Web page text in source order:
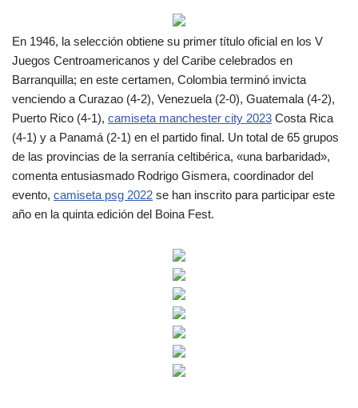
En 1946, la selección obtiene su primer título oficial en los V
Juegos Centroamericanos y del Caribe celebrados en
Barranquilla; en este certamen, Colombia terminó invicta
venciendo a Curazao (4-2), Venezuela (2-0), Guatemala (4-2),
Puerto Rico (4-1), camiseta manchester city 2023 Costa Rica
(4-1) y a Panamá (2-1) en el partido final. Un total de 65 grupos
de las provincias de la serranía celtibérica, «una barbaridad»,
comenta entusiasmado Rodrigo Gismera, coordinador del
evento, camiseta psg 2022 se han inscrito para participar este
año en la quinta edición del Boina Fest.